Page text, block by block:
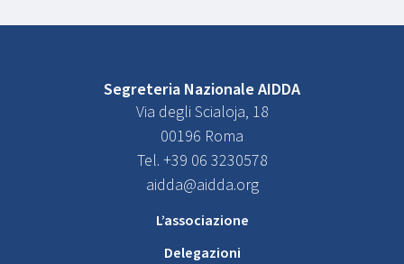
Segreteria Nazionale AIDDA
Via degli Scialoja, 18
00196 Roma
Tel. +39 06 3230578
aidda@aidda.org
L’associazione
Delegazioni